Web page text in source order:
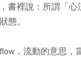
書裡說：所謂「
態。
，流動的意思，